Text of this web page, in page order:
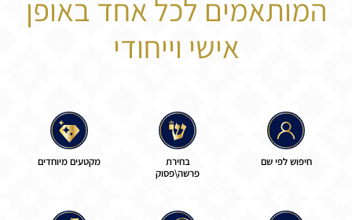
המותאמים לכל אחד באופן
אישי וייחודי
חיפוש לפי שם
בחירת
פרשה\פסוק
מקטעים מיוחדים